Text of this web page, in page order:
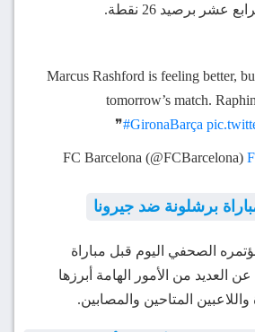
عشر برصيد 26 نقطة.
❝ Marcus Rashford is feeling better,
tomorrow’s match.
❞#GironaBarça
برشلونة ضد جيرونا
الصحفي اليوم قبل مباراة
العديد من الأمور الهامة أبرزها
واللاعبين المتاحين والمصابين.